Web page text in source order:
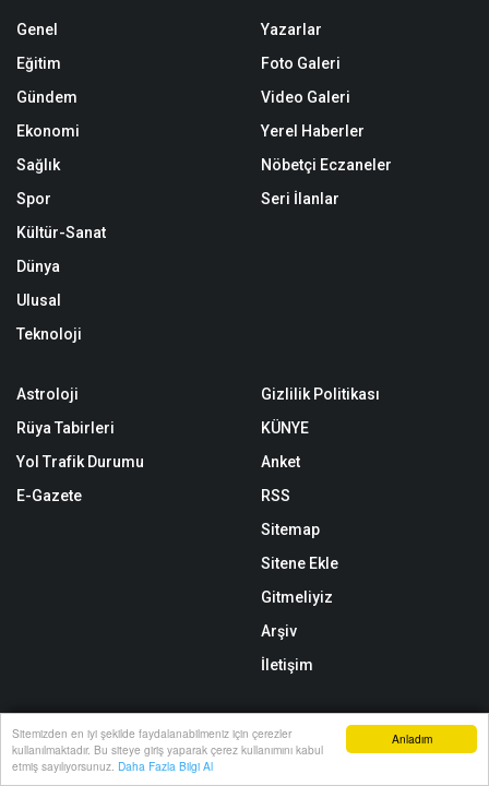
Anladım
Sitemizden en iyi şekilde faydalanabilmeniz için çerezler
kullanılmaktadır. Bu siteye giriş yaparak çerez kullanımını kabul
etmiş sayılıyorsunuz. Daha Fazla Bilgi Al
Genel
Eğitim
Gündem
Ekonomi
Sağlık
Spor
Kültür-Sanat
Dünya
Ulusal
Teknoloji
Yazarlar
Foto Galeri
Video Galeri
Yerel Haberler
Nöbetçi Eczaneler
Seri İlanlar
Astroloji
Rüya Tabirleri
Yol Trafik Durumu
E-Gazete
Gizlilik Politikası
KÜNYE
Anket
RSS
Sitemap
Sitene Ekle
Gitmeliyiz
Arşiv
İletişim
https://www.manset23.com/ internet sitesinde yayınlanan yazı, haber,
video ve fotoğrafların her türlü hakkı saklıdır. İzin alınmadan, kaynak
Anasayfa Yazarlar Haber Ara